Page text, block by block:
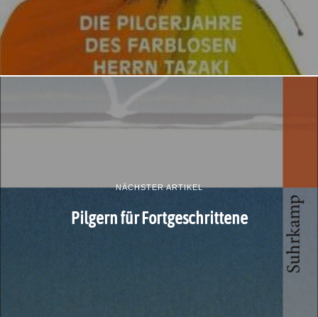
NÄCHSTER ARTIKEL
Pilgern für Fortgeschrittene